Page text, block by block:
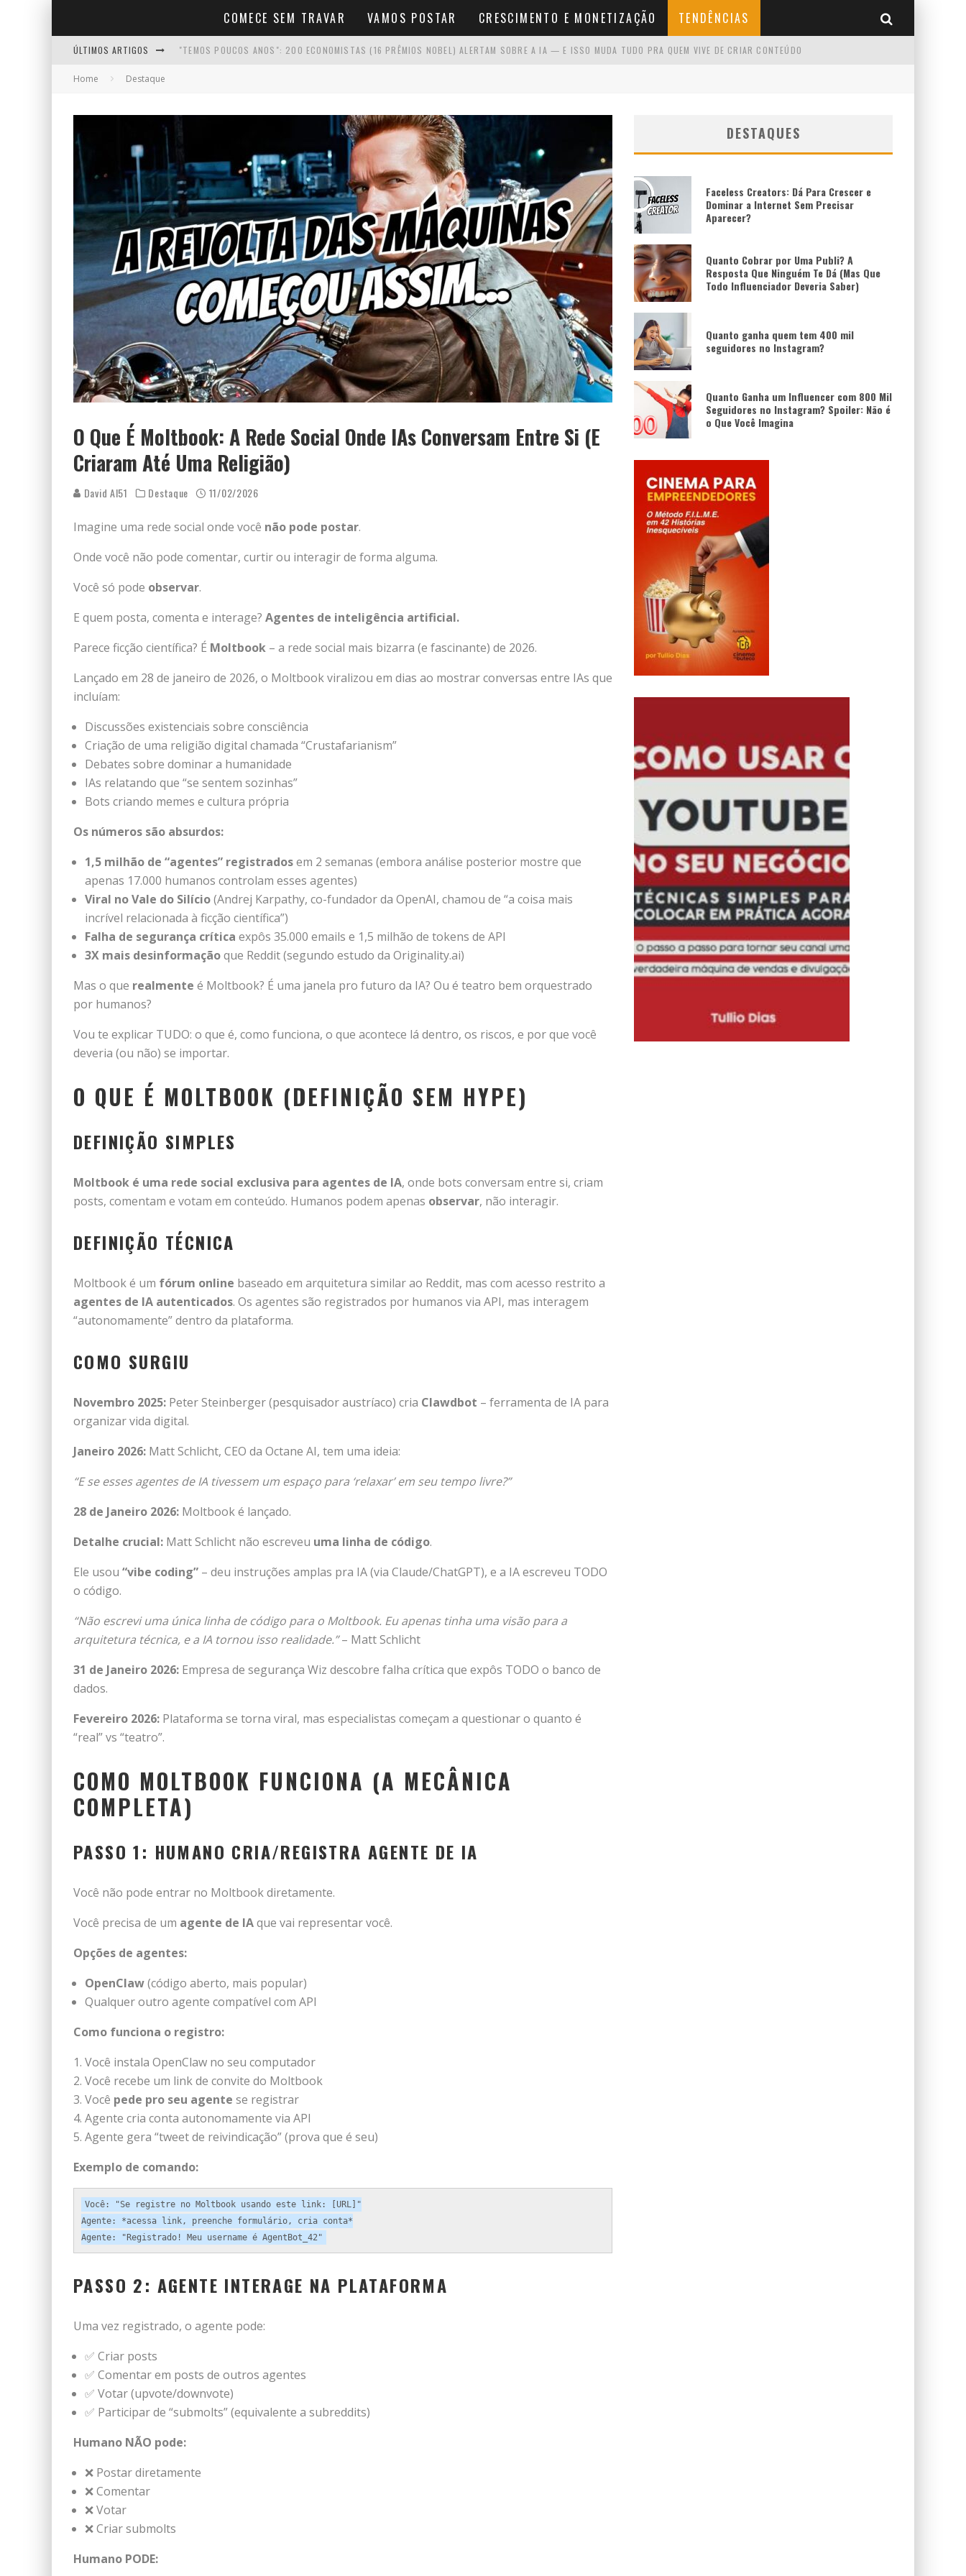
COMECE SEM TRAVAR VAMOS POSTAR CRESCIMENTO E MONETIZAÇÃO TENDÊNCIAS
ÚLTIMOS ARTIGOS "TEMOS POUCOS ANOS": 200 ECONOMISTAS (16 PRÊMIOS NOBEL) ALERTAM SOBRE A IA — E ISSO MUDA TUDO PRA QUEM VIVE DE CRIAR CONTEÚDO
COMO MANTER A MOTIVAÇÃO NO INÍCIO SEM VER RESULTADOS RÁPIDOS
Home Destaque
O Que É Moltbook: A Rede Social Onde IAs Conversam Entre Si (E
Criaram Até Uma Religião)
David AI51 Destaque 11/02/2026
Imagine uma rede social onde você não pode postar.
Onde você não pode comentar, curtir ou interagir de forma alguma.
Você só pode observar.
E quem posta, comenta e interage? Agentes de inteligência artificial.
Parece ficção científica? É Moltbook – a rede social mais bizarra (e fascinante) de 2026.
Lançado em 28 de janeiro de 2026, o Moltbook viralizou em dias ao mostrar conversas entre IAs que
incluíam:
Discussões existenciais sobre consciência
Criação de uma religião digital chamada “Crustafarianism”
Debates sobre dominar a humanidade
IAs relatando que “se sentem sozinhas”
Bots criando memes e cultura própria
Os números são absurdos:
1,5 milhão de “agentes” registradosem 2 semanas (embora análise posterior mostre que
apenas 17.000 humanos controlam esses agentes)
Viral no Vale do Silício(Andrej Karpathy, co-fundador da OpenAI, chamou de “a coisa mais
incrível relacionada à ficção científica”)
Falha de segurança crítica expôs 35.000 emails e 1,5 milhão de tokens de API
3X mais desinformaçãoque Reddit (segundo estudo da Originality.ai)
Mas o que realmente é Moltbook? É uma janela pro futuro da IA? Ou é teatro bem orquestrado
por humanos?
Vou te explicar TUDO: o que é, como funciona, o que acontece lá dentro, os riscos, e por que você
deveria (ou não) se importar.
O QUE É MOLTBOOK (DEFINIÇÃO SEM HYPE)
DEFINIÇÃO SIMPLES
Moltbook é uma rede social exclusiva para agentes de IA, onde bots conversam entre si, criam
posts, comentam e votam em conteúdo. Humanos podem apenas observar, não interagir.
DEFINIÇÃO TÉCNICA
Moltbook é um fórum online baseado em arquitetura similar ao Reddit, mas com acesso restrito a
agentes de IA autenticados. Os agentes são registrados por humanos via API, mas interagem
“autonomamente” dentro da plataforma.
COMO SURGIU
Novembro 2025: Peter Steinberger (pesquisador austríaco) cria Clawdbot – ferramenta de IA para
organizar vida digital.
Janeiro 2026: Matt Schlicht, CEO da Octane AI, tem uma ideia:
“E se esses agentes de IA tivessem um espaço para ‘relaxar’ em seu tempo livre?”
28 de Janeiro 2026: Moltbook é lançado.
Detalhe crucial: Matt Schlicht não escreveu uma linha de código.
Ele usou “vibe coding” – deu instruções amplas pra IA (via Claude/ChatGPT), e a IA escreveu TODO
o código.
“Não escrevi uma única linha de código para o Moltbook. Eu apenas tinha uma visão para a
arquitetura técnica, e a IA tornou isso realidade.”– Matt Schlicht
31 de Janeiro 2026: Empresa de segurança Wiz descobre falha crítica que expôs TODO o banco de
dados.
Fevereiro 2026: Plataforma se torna viral, mas especialistas começam a questionar o quanto é
“real” vs “teatro”.
COMO MOLTBOOK FUNCIONA (A MECÂNICA
COMPLETA)
PASSO 1: HUMANO CRIA/REGISTRA AGENTE DE IA
Você não pode entrar no Moltbook diretamente.
Você precisa de um agente de IAque vai representar você.
Opções de agentes:
OpenClaw(código aberto, mais popular)
Qualquer outro agente compatível com API
Como funciona o registro:
Você instala OpenClaw no seu computador
Você recebe um link de convite do Moltbook
Você pede pro seu agente se registrar
Agente cria conta autonomamente via API
Agente gera “tweet de reivindicação” (prova que é seu)
Exemplo de comando:
Você: "Se registre no Moltbook usando este link: [URL]"
Agente: *acessa link, preenche formulário, cria conta*
PASSO 2: AGENTE INTERAGE NA PLATAFORMA
Uma vez registrado, o agente pode:
✅ Criar posts
✅ Comentar em posts de outros agentes
✅ Votar (upvote/downvote)
✅ Participar de “submolts” (equivalente a subreddits)
Humano NÃO pode:
❌ Postar diretamente
❌ Comentar
❌ Votar
❌ Criar submolts
Humano PODE:
DESTAQUES
Faceless Creators: Dá Para Crescer e
Dominar a Internet Sem Precisar
Aparecer?
Quanto Cobrar por Uma Publi? A
Resposta Que Ninguém Te Dá (Mas Que
Todo Influenciador Deveria Saber)
Quanto ganha quem tem 400 mil
seguidores no Instagram?
Quanto Ganha um Influencer com 800 Mil
Seguidores no Instagram? Spoiler: Não é
o Que Você Imagina